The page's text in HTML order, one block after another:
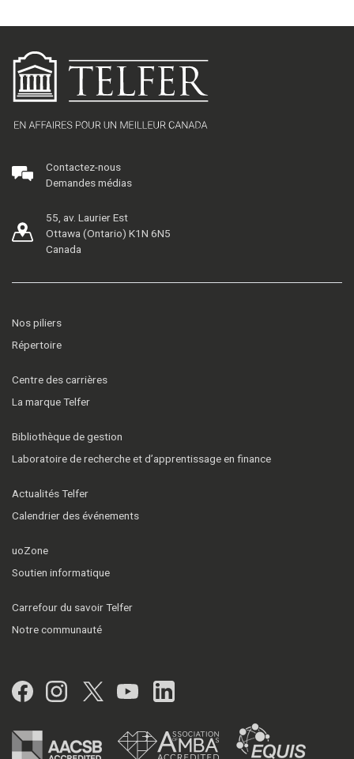
Contactez-nous
Demandes médias
55, av. Laurier Est
Ottawa (Ontario) K1N 6N5
Canada
Nos piliers
Répertoire
Centre des carrières
La marque Telfer
Bibliothèque de gestion
Laboratoire de recherche et d’apprentissage en finance
Actualités Telfer
Calendrier des événements
uoZone
Soutien informatique
Carrefour du savoir Telfer
Notre communauté
Facebook
Instagram
Twitter
YouTubeLinkedIn